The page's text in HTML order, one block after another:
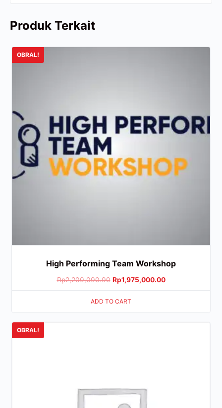
Produk Terkait
OBRAL!
High Performing Team Workshop
Rp2,200,000.00 Rp1,975,000.00
ADD TO CART
OBRAL!